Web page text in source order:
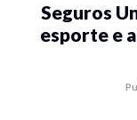
Seguros
esporte e